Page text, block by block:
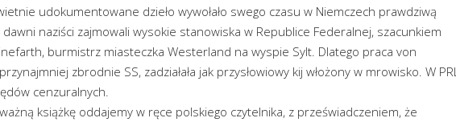
udokumentowane dzieło wywołało swego czasu w Niemczech prawdziwą
dawni naziści zajmowali wysokie stanowiska w Republice Federalnej, szacunkiem
burmistrz miasteczka Westerland na wyspie Sylt. Dlatego praca von
zbrodnie SS, zadziałała jak przysłowiowy kij włożony w mrowisko. W PRL
cenzuralnych.
książkę oddajemy w ręce polskiego czytelnika, z przeświadczeniem, że